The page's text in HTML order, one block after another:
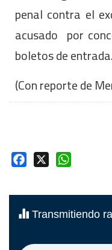
penal contra el
acusado por
boletos de entrada.
(Con reporte de
Facebook
Transmitiendo